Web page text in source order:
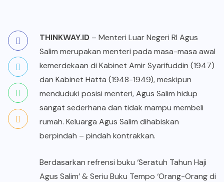
THINKWAY.ID – Menteri Luar Negeri RI Agus
Salim merupakan menteri pada masa-masa awal
kemerdekaan di Kabinet Amir Syarifuddin (1947)
dan Kabinet Hatta (1948-1949), meskipun
menduduki posisi menteri, Agus Salim hidup
sangat sederhana dan tidak mampu membeli
rumah. Keluarga Agus Salim dihabiskan
berpindah – pindah kontrakkan.
Berdasarkan refrensi buku ‘Seratuh Tahun Haji
Agus Salim’ & Seriu Buku Tempo ‘Orang-Orang di